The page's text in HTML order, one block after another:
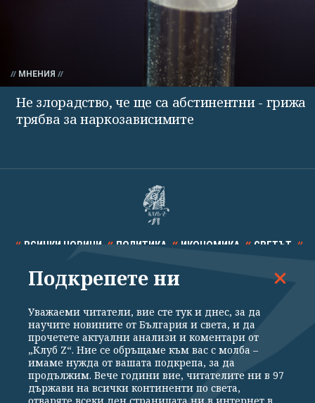
МНЕНИЯ
Не злорадство, че ще са абстинентни - грижа
трябва за наркозависимите
ВСИЧКИ НОВИНИ ПОЛИТИКА ИКОНОМИКА СВЕТЪТ
СПОРТ КУЛТУРА ТЕХНОЛОГИИ КАЛЕЙДОСКОП
Общи условия
Политика за поверителност
Подкрепете ни
Уважаеми читатели, вие сте тук и днес, за да
научите новините от България и света, и да
прочетете актуални анализи и коментари от
„Клуб Z“. Ние се обръщаме към вас с молба –
имаме нужда от вашата подкрепа, за да
продължим. Вече години вие, читателите ни в 97
държави на всички континенти по света,